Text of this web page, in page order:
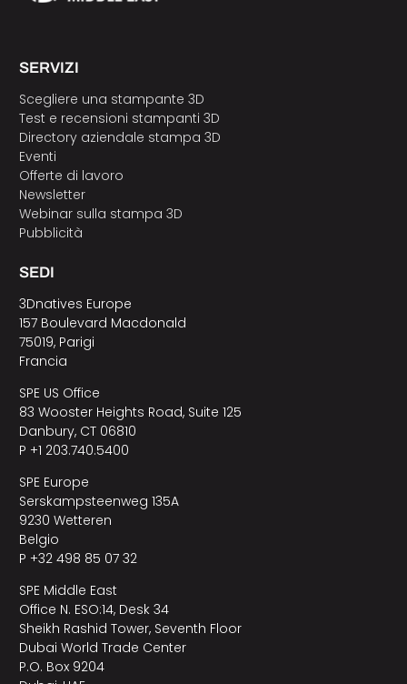
SERVIZI
Scegliere una stampante 3D
Test e recensioni stampanti 3D
Directory aziendale stampa 3D
Eventi
Offerte di lavoro
Newsletter
Webinar sulla stampa 3D
Pubblicità
SEDI
3Dnatives Europe
157 Boulevard Macdonald
75019, Parigi
Francia
SPE US Office
83 Wooster Heights Road, Suite 125
Danbury, CT 06810
P +1 203.740.5400
SPE Europe
Serskampsteenweg 135A
9230 Wetteren
Belgio
P +32 498 85 07 32
SPE Middle East
Office N. ESO:14, Desk 34
Sheikh Rashid Tower, Seventh Floor
Dubai World Trade Center
P.O. Box 9204